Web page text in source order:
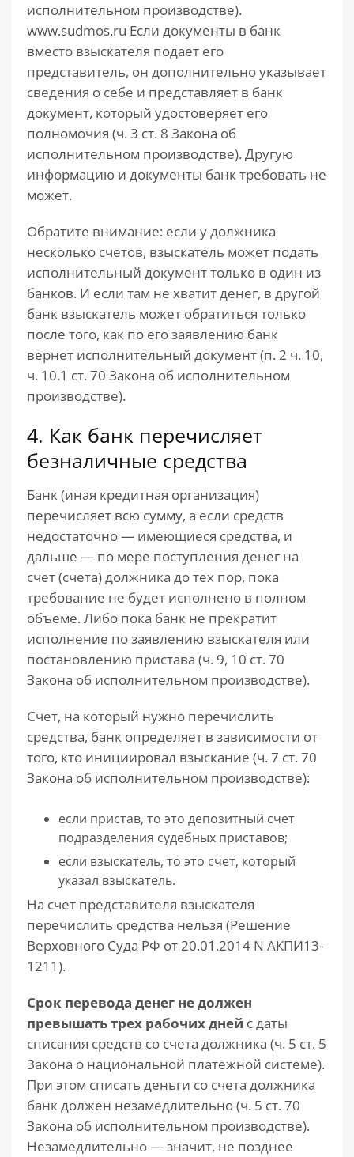
исполнительном производстве).
www.sudmos.ru Если документы в банк
вместо взыскателя подает его
представитель, он дополнительно указывает
сведения о себе и представляет в банк
документ, который удостоверяет его
полномочия (ч. 3 ст. 8 Закона об
исполнительном производстве). Другую
информацию и документы банк требовать не
может.
Обратите внимание: если у должника
несколько счетов, взыскатель может подать
исполнительный документ только в один из
банков. И если там не хватит денег, в другой
банк взыскатель может обратиться только
после того, как по его заявлению банк
вернет исполнительный документ (п. 2 ч. 10,
ч. 10.1 ст. 70 Закона об исполнительном
производстве).
4. Как банк перечисляет
безналичные средства
Банк (иная кредитная организация)
перечисляет всю сумму, а если средств
недостаточно — имеющиеся средства, и
дальше — по мере поступления денег на
счет (счета) должника до тех пор, пока
требование не будет исполнено в полном
объеме. Либо пока банк не прекратит
исполнение по заявлению взыскателя или
постановлению пристава (ч. 9, 10 ст. 70
Закона об исполнительном производстве).
Счет, на который нужно перечислить
средства, банк определяет в зависимости от
того, кто инициировал взыскание (ч. 7 ст. 70
Закона об исполнительном производстве):
если пристав, то это депозитный счет
подразделения судебных приставов;
если взыскатель, то это счет, который
указал взыскатель.
На счет представителя взыскателя
перечислить средства нельзя (Решение
Верховного Суда РФ от 20.01.2014 N АКПИ13-
1211).
Срок перевода денег не должен
превышать трех рабочих дней с даты
списания средств со счета должника (ч. 5 ст. 5
Закона о национальной платежной системе).
При этом списать деньги со счета должника
банк должен незамедлительно (ч. 5 ст. 70
Закона об исполнительном производстве).
Незамедлительно — значит, не позднее